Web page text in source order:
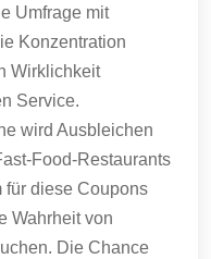
Umfrage mit
Konzentration
Wirklichkeit
Service.
wird Ausbleichen
Food-Restaurants
für diese Coupons
Wahrheit von
Die Chance